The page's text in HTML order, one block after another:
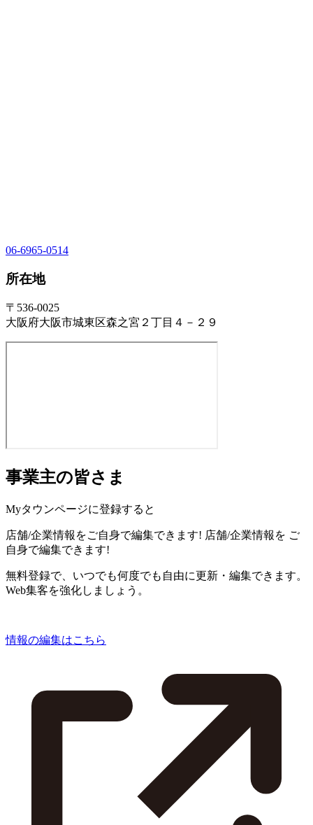
06-6965-0514
所在地
〒536-0025
大阪府大阪市城東区森之宮２丁目４－２９
事業主の皆さま
Myタウンページに登録すると
店舗/企業情報をご自身で編集できます! 店舗/企業情報を ご
自身で編集できます!
無料登録で、いつでも何度でも自由に更新・編集できます。
Web集客を強化しましょう。
情報の編集はこちら